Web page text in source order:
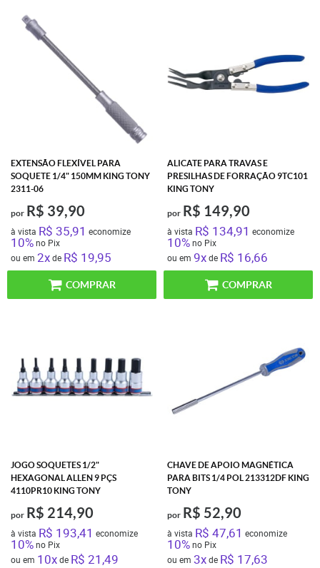
EXTENSÃO FLEXÍVEL PARA
SOQUETE 1/4" 150MM KING TONY
2311-06
por R$ 39,90
à vista R$ 35,91 economize
10%no Pix
ou em 2xde R$ 19,95
COMPRAR
ALICATE PARA TRAVAS E
PRESILHAS DE FORRAÇÃO 9TC101
KING TONY
por R$ 149,90
à vista R$ 134,91 economize
10%no Pix
ou em 9xde R$ 16,66
COMPRAR
JOGO SOQUETES 1/2"
HEXAGONAL ALLEN 9 PÇS
4110PR10 KING TONY
por R$ 214,90
à vista R$ 193,41 economize
10%no Pix
ou em 10xde R$ 21,49
CHAVE DE APOIO MAGNÉTICA
PARA BITS 1/4 POL 213312DF KING
TONY
por R$ 52,90
à vista R$ 47,61 economize
10%no Pix
ou em 3xde R$ 17,63